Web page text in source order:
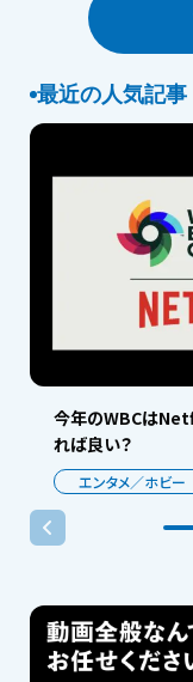
最近の人気記事
今年のWBCは
れば良い？
エンタメ／ホビー